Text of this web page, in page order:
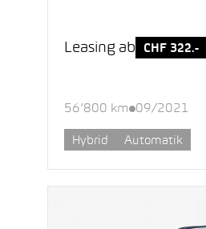
Leasing ab CHF 322.-
56’800 km 09/2021
Hybrid Automatik